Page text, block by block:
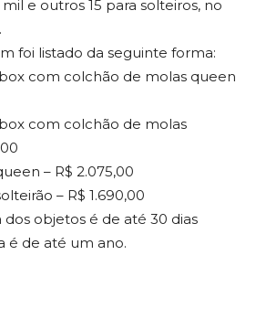
mil e outros 15 para solteiros, no
foi listado da seguinte forma:
com colchão de molas queen
com colchão de molas
– R$ 2.075,00
– R$ 1.690,00
objetos é de até 30 dias
é de até um ano.